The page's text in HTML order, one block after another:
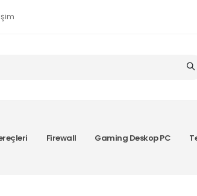
Firewall Gaming Deskop PC